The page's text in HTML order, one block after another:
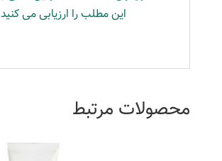
این مطلب را ارزیابی می کنید
محصولات مرتبط